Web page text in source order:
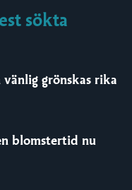
sökta
vänlig grönskas rika
blomstertid nu